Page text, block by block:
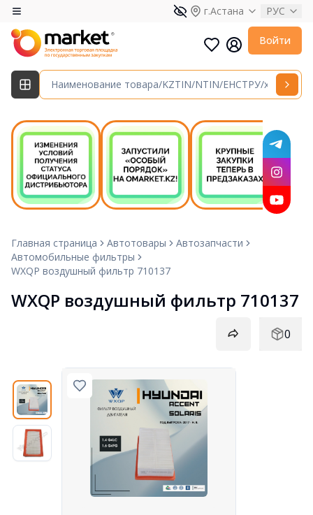
г.Астана РУС
Войти
Главная страница Автотовары
Автозапчасти
Автомобильные фильтры
WXQP воздушный фильтр 710137
WXQP воздушный фильтр 710137
0